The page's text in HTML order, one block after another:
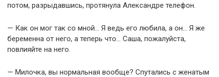
потом, разрыдавшись, протянула Александре телефон.
— Как он мог так со мной… Я ведь его любила, а он… Я же
беременна от него, а теперь что… Саша, пожалуйста,
повлияйте на него.
— Милочка, вы нормальная вообще? Спутались с женатым